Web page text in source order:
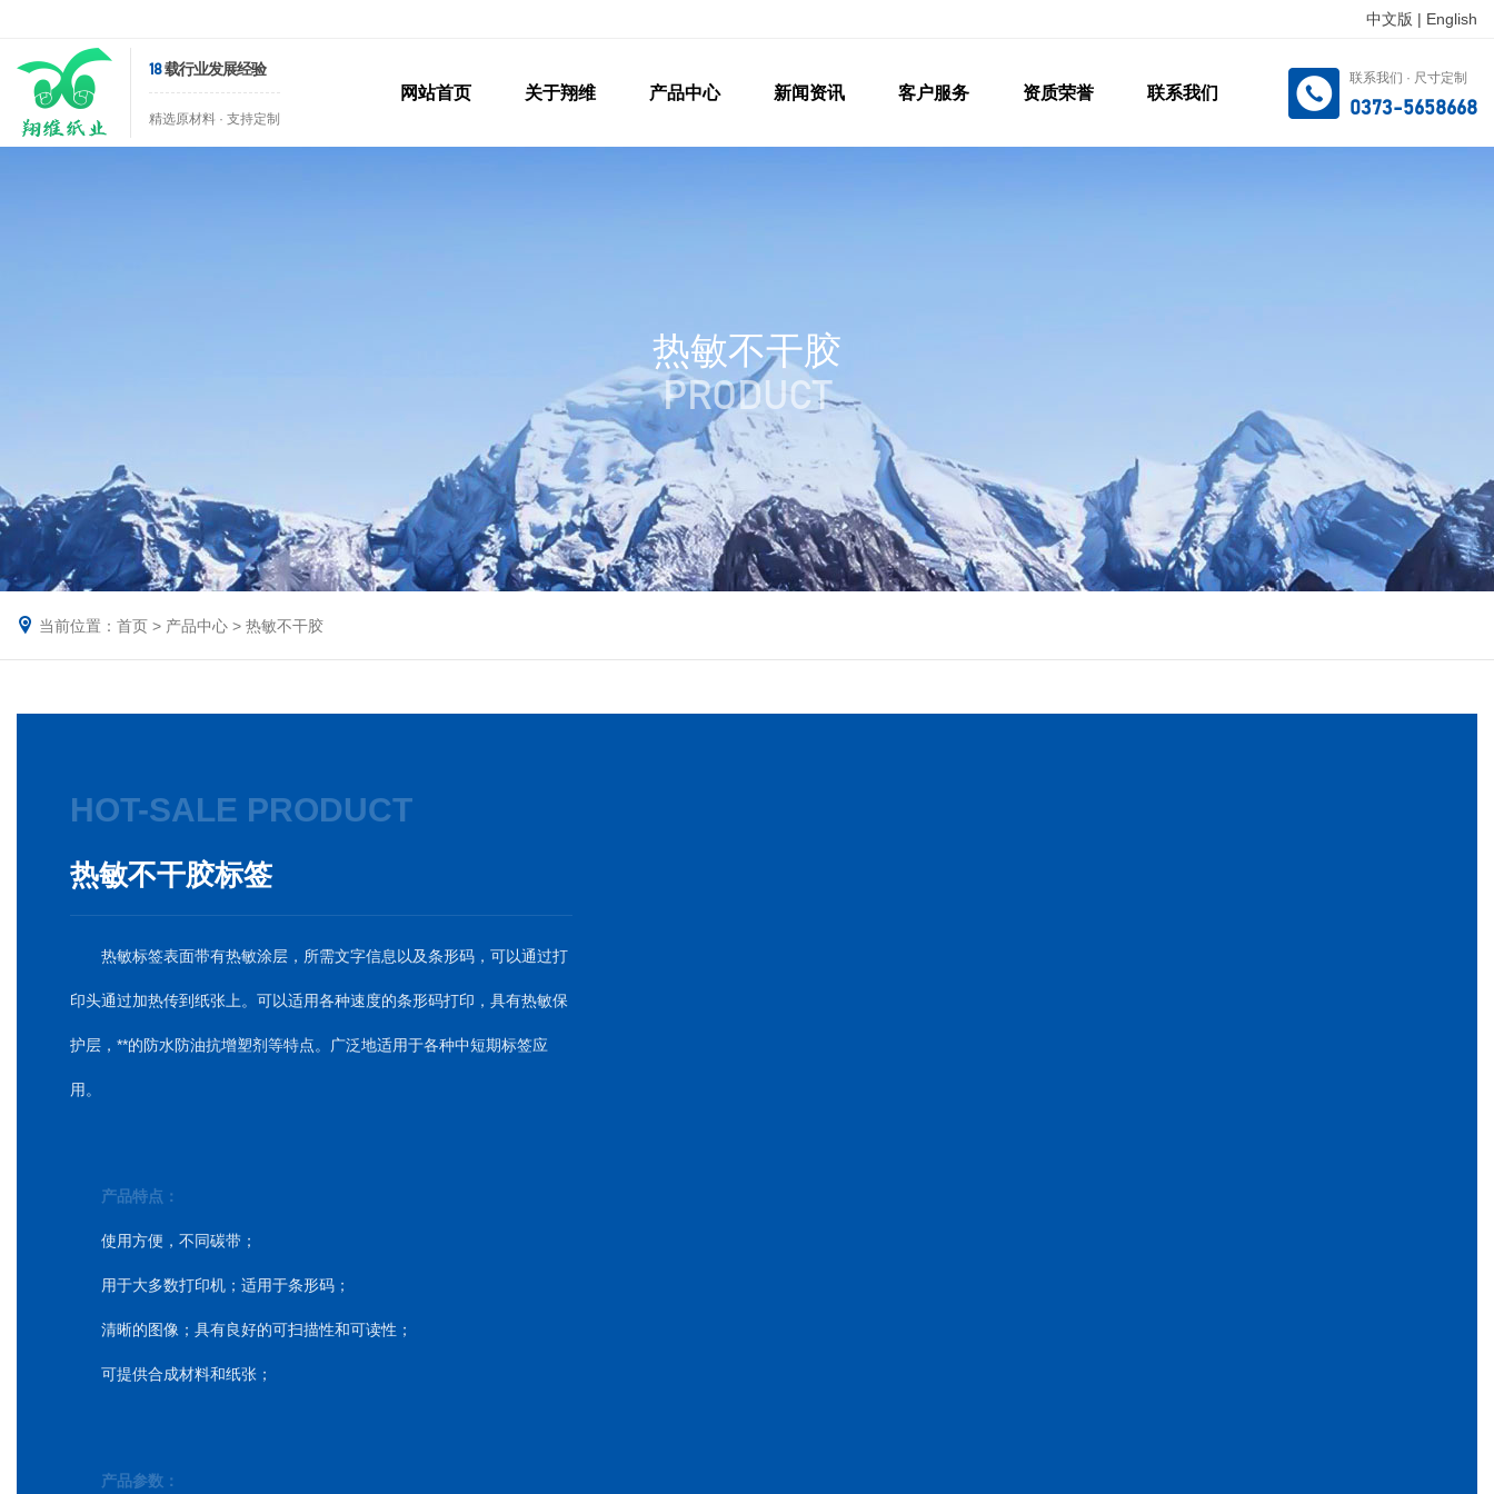
中文版 | English
18载行业发展经验
精选原材料 · 支持定制
网站首页 关于翔维 产品中心 新闻资讯 客户服务 资质荣誉 联系我们
联系我们 · 尺寸定制
0373-5658668
热敏不干胶
PRODUCT
当前位置： 首页 > 产品中心 > 热敏不干胶
HOT-SALE PRODUCT
热敏不干胶标签
热敏标签表面带有热敏涂层，所需文字信息以及条形码，可以通过打
印头通过加热传到纸张上。可以适用各种速度的条形码打印，具有热敏保
护层，**的防水防油抗增塑剂等特点。广泛地适用于各种中短期标签应
用。
产品特点：
使用方便，不同碳带；
用于大多数打印机；适用于条形码；
清晰的图像；具有良好的可扫描性和可读性；
可提供合成材料和纸张；
产品参数：